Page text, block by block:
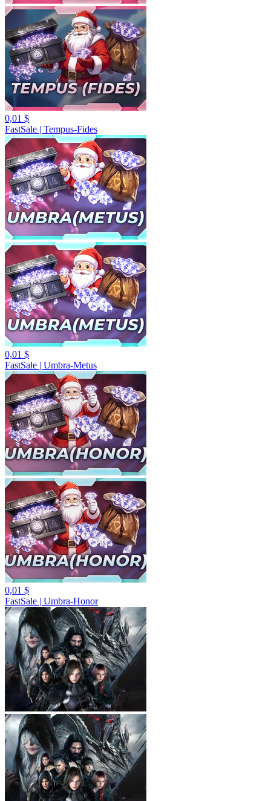
0,01 $
FastSale | Tempus-Fides
0,01 $
FastSale | Umbra-Metus
0,01 $
FastSale | Umbra-Honor